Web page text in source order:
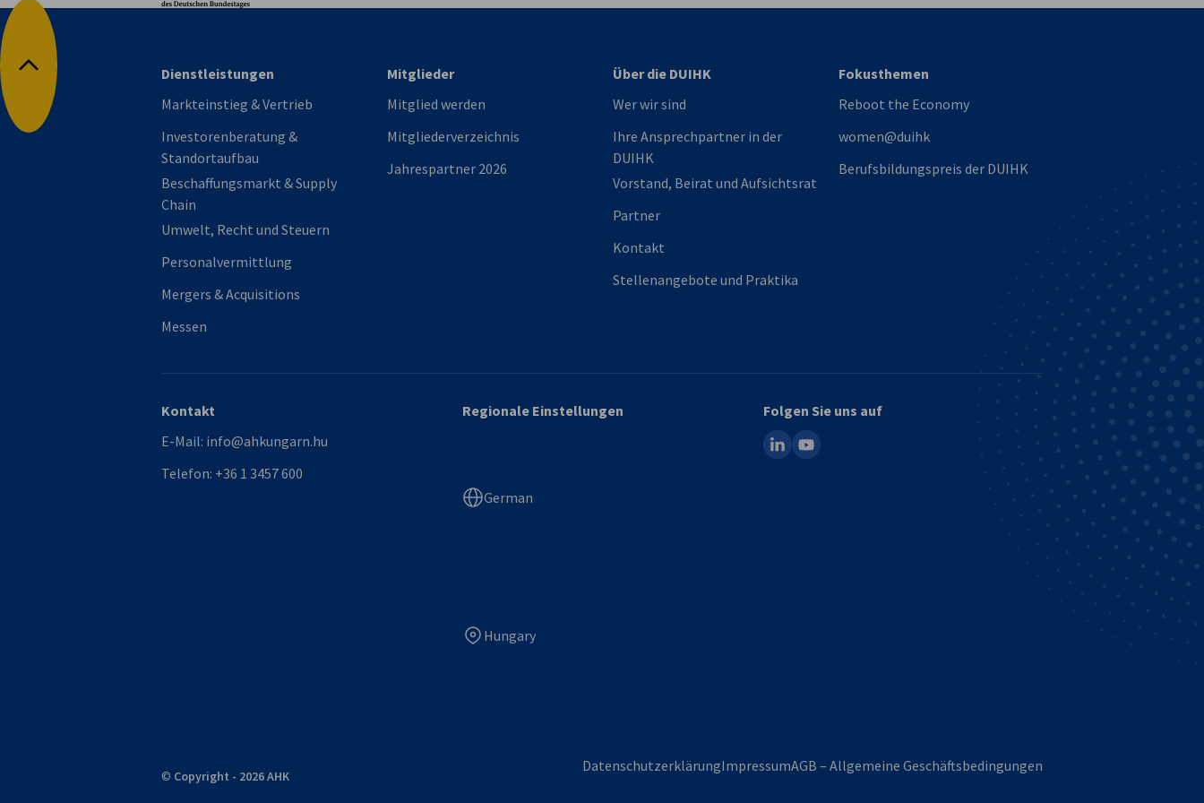
Nach oben
Dienstleistungen
Markteinstieg & Vertrieb
Investorenberatung &
Standortaufbau
Beschaffungsmarkt & Supply
Chain
Umwelt, Recht und Steuern
Personalvermittlung
Mergers & Acquisitions
Messen
Mitglieder
Mitglied werden
Mitgliederverzeichnis
Jahrespartner 2026
Über die DUIHK
Wer wir sind
Ihre Ansprechpartner in der
DUIHK
Vorstand, Beirat und Aufsichtsrat
Partner
Kontakt
Stellenangebote und Praktika
Fokusthemen
Reboot the Economy
women@duihk
Berufsbildungspreis der DUIHK
Kontakt
E-Mail: info@ahkungarn.hu
Telefon: +36 1 3457 600
Regionale Einstellungen
German
Hungary
Folgen Sie uns auf
linkedinyoutube
DatenschutzerklärungImpressumAGB – Allgemeine Geschäftsbedingungen
© Copyright - 2026 AHK